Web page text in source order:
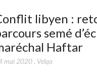
libyen :
semé
Haftar
mai 2020, Velqa